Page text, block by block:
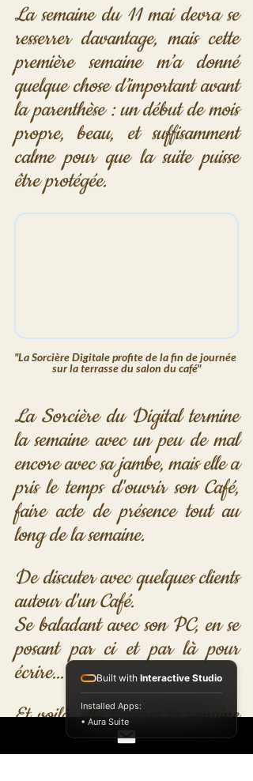
La semaine du 11 mai devra se
resserrer davantage, mais cette
première semaine m’a donné
quelque chose d’important avant
la parenthèse : un début de mois
propre, beau, et suffisamment
calme pour que la suite puisse
être protégée.
"La Sorcière Digitale profite de la fin de journée
sur la terrasse du salon du café"
La Sorcière du Digital termine
la semaine avec un peu de mal
encore avec sa jambe, mais elle a
pris le temps d'ouvrir son Café,
faire acte de présence tout au
long de la semaine.
De discuter avec quelques clients
autour d'un Café.
Se baladant avec son PC, en se
posant par ci et par là pour
écrire...
Et voilà, elle termine la semaine
un Jeudi, car le Café sera fermé
pour le 8 mai et la semaine
Built with Interactive Studio
Installed Apps:
• Aura Suite